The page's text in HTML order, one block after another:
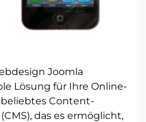
Joomla
Lösung für Ihre Online-
beliebtes Content-
das es ermöglicht,